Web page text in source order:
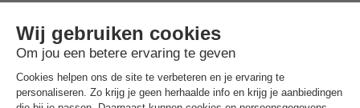
Vakantiepark De Wiedense Meren ligt in het idyllische
Overijssel, omgeven door het prachtige merenlandschap van
de Wiedense Meren. Het park is de perfecte plek voor een
ontspannen gezinsvakantie dicht bij de natuur. Het biedt een